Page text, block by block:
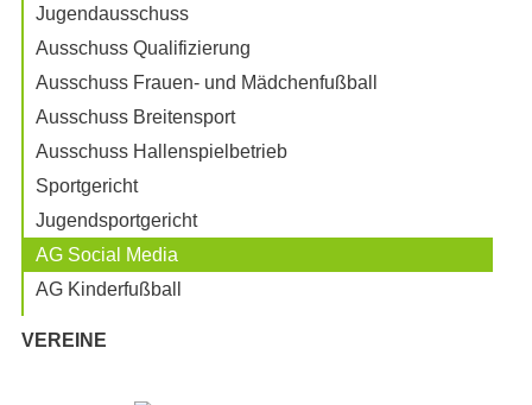
Jugendausschuss
Ausschuss Qualifizierung
Ausschuss Frauen- und Mädchenfußball
Ausschuss Breitensport
Ausschuss Hallenspielbetrieb
Sportgericht
Jugendsportgericht
AG Social Media
AG Kinderfußball
VEREINE